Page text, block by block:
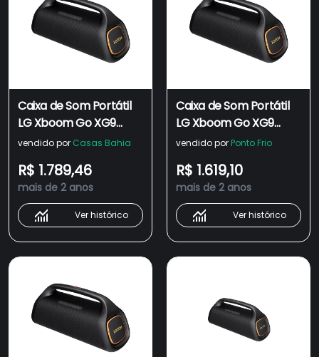
Caixa de Som Portátil
LG Xboom Go XG9
com Bluetooth,
Horas Bateria, IP67 -
80W + 40W RMS
vendido por Casas Bahia
R$ 1.789,46
mais de 2 anos
Ver histórico
Caixa de Som Portátil
LG Xboom Go XG9
com Bluetooth,
Horas Bateria, IP67 -
80W + 40W RMS
vendido por Ponto Frio
R$ 1.619,10
mais de 2 anos
Ver histórico